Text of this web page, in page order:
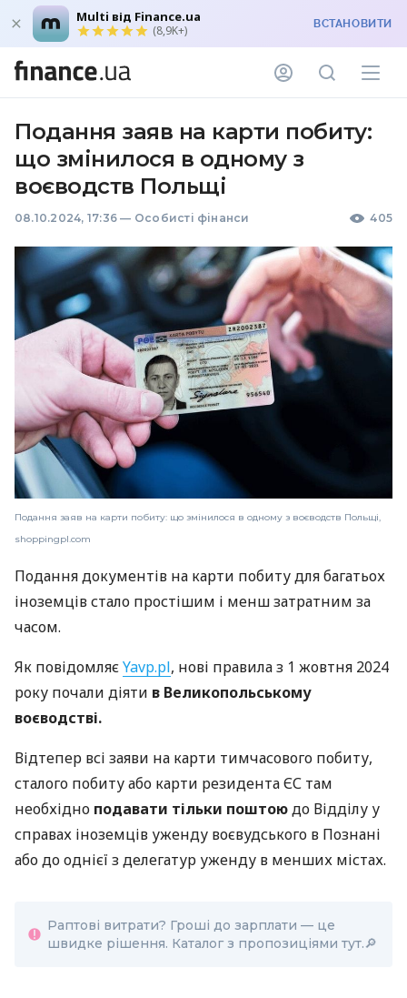
Multi від Finance.ua
(8,9K+) ВСТАНОВИТИ
Подання заяв на карти побиту:
що змінилося в одному з
воєводств Польщі
08.10.2024, 17:36 — Особисті фінанси 405
Подання заяв на карти побиту: що змінилося в одному з воєводств Польщі,
shoppingpl.com
Подання документів на карти побиту для багатьох
іноземців стало простішим і менш затратним за
часом.
Як повідомляєYavp.pl, нові правила з 1 жовтня 2024
року почали діяти в Великопольському
воєводстві.
Відтепер всі заяви на карти тимчасового побиту,
сталого побиту або карти резидента ЄС там
необхідно подавати тільки поштоюдо Відділу у
справах іноземців уженду воєвудського в Познані
або до однієї з делегатур уженду в менших містах.
Раптові витрати? Гроші до зарплати — це
швидке рішення. Каталог з пропозиціями тут.🔎